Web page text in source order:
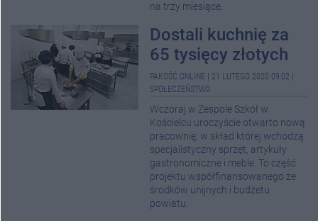
na trzy miesiące.
Dostali kuchnię za
65 tysięcy złotych
PAKOŚĆ.ONLINE 21 LUTEGO 2020 09:02
SPOŁECZEŃSTWO
Wczoraj w Zespole Szkół w
Kościelcu uroczyście otwarto nową
pracownię, w skład której wchodzą
specjalistyczny sprzęt, artykuły
gastronomiczne i meble. To część
projektu współfinansowanego ze
środków unijnych i budżetu
powiatu.